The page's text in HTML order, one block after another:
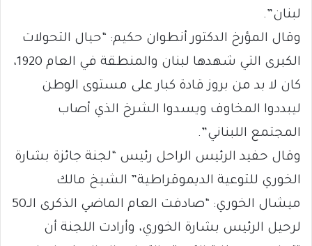
لبنان”.
وقال المؤرخ الدكتور أنطوان حكيم: “حيال التحولات
الكبرى التي شهدها لبنان والمنطقة في العام 1920،
كان لا بد من بروز قادة كبار على مستوى الوطن
ليبددوا المخاوف ويسدوا الشرخ الذي أصاب
المجتمع اللبناني”.
وقال حفيد الرئيس الراحل رئيس “لجنة جائزة بشارة
الخوري للتوعية الديموقراطية” الشيخ مالك
ميشال الخوري: “صادفت العام الماضي الذكرى الـ50
لرحيل الرئيس بشارة الخوري، وأرادت اللجنة أن